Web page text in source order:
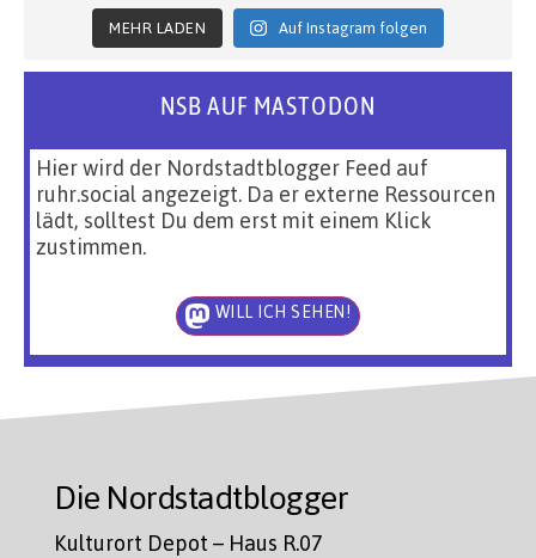
MEHR LADEN Auf Instagram folgen
NSB AUF MASTODON
Hier wird der Nordstadtblogger Feed auf
ruhr.social angezeigt. Da er externe Ressourcen
lädt, solltest Du dem erst mit einem Klick
zustimmen.
WILL ICH SEHEN!
Die Nordstadtblogger
Kulturort Depot – Haus R.07